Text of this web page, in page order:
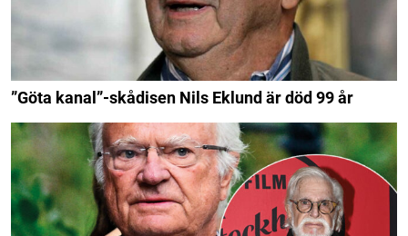
”Göta kanal”-skådisen Nils Eklund är död 99 år